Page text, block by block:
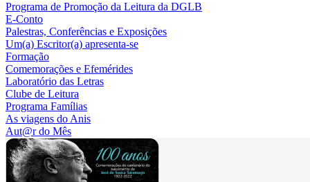
Programa de Promoção da Leitura da DGLB
E-Conto
Palestras, Conferências e Exposições
Um(a) Escritor(a) apresenta-se
Formação
Comemorações e Efemérides
Laboratório das Letras
Clube de Leitura
Programa Famílias
As viagens do Anis
Aut@r do Mês